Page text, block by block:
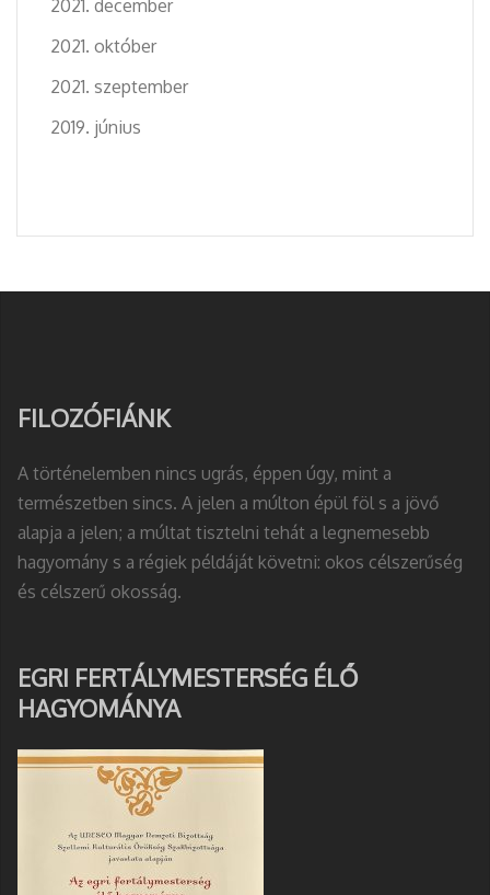
2021. december
2021. október
2021. szeptember
2019. június
FILOZÓFIÁNK
A történelemben nincs ugrás, éppen úgy, mint a
természetben sincs. A jelen a múlton épül föl s a jövő
alapja a jelen; a múltat tisztelni tehát a legnemesebb
hagyomány s a régiek példáját követni: okos célszerűség
és célszerű okosság.
EGRI FERTÁLYMESTERSÉG ÉLŐ
HAGYOMÁNYA